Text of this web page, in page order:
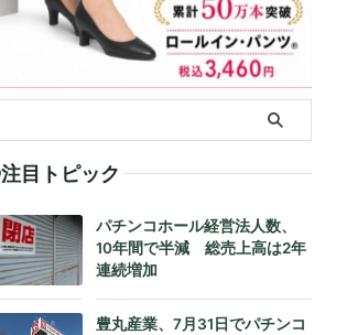
注目トピック
パチンコホール経営法人数、
10年間で半減 総売上高は2年
連続増加
豊丸産業、7月31日でパチンコ